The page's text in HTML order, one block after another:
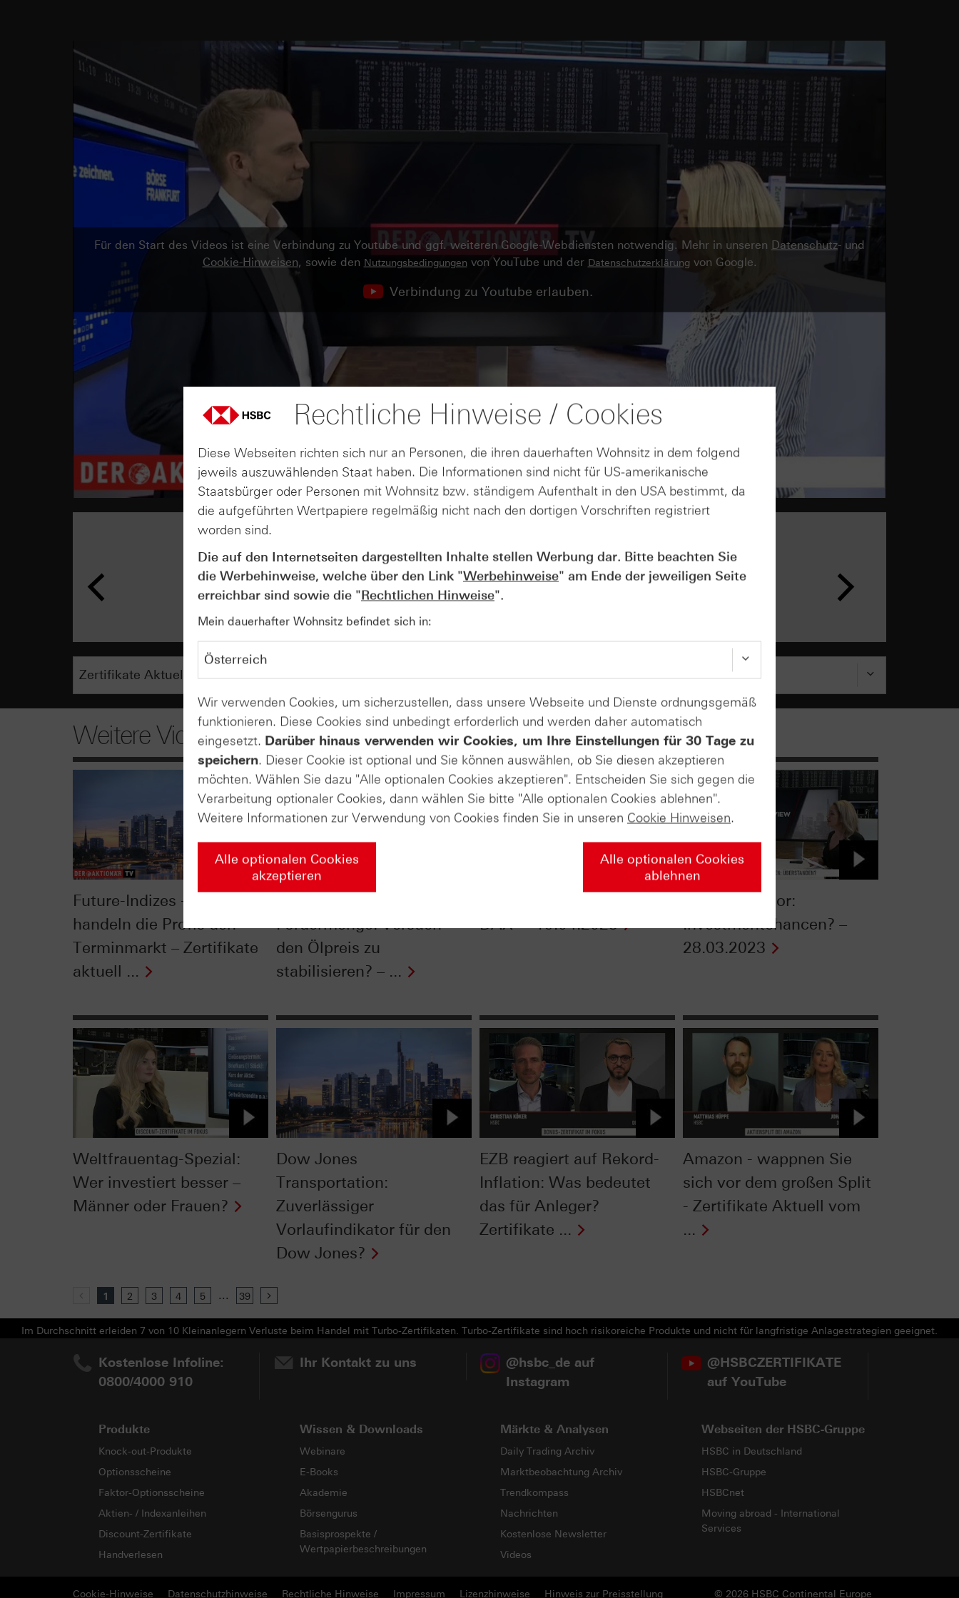
Für den Start des Videos ist eine Verbindung zu Youtube und ggf. weiteren Google-Webdiensten notwendig. Mehr in unseren Datenschutz- und
Cookie-Hinweisen, sowie den Nutzungsbedingungen von YouTube und der Datenschutzerklärung von Google.
Verbindung zu Youtube erlauben.
AUGUST
04
Der Blick ins Kleingedruckte: Kosten &
Kündigungen bei Derivaten - Webinar
vom 04.08.2026
Weitere Videos
Future-Indizes - so
handeln die Profis den
Terminmarkt – Zertifikate
aktuell ...
Fördermenge: Versuch
den Ölpreis zu
stabilisieren? – ...
DAX® - 19.04.2023
Banken-Sektor:
Investmentchancen? –
28.03.2023
Weltfrauentag-Spezial:
Wer investiert besser –
Männer oder Frauen?
Dow Jones
Transportation:
Zuverlässiger
Vorlaufindikator für den
Dow Jones?
EZB reagiert auf Rekord-
Inflation: Was bedeutet
das für Anleger?
Zertifikate ...
Amazon - wappnen Sie
sich vor dem großen Split
- Zertifikate Aktuell vom
...
Previous
1 2 3 4 5 ... 39
Im Durchschnitt erleiden 7 von 10 Kleinanlegern Verluste beim Handel mit Turbo-Zertifikaten. Turbo-Zertifikate sind hoch risikoreiche Produkte und nicht für langfristige Anlagestrategien geeignet.
Kostenlose Infoline:
0800/4000 910
Ihr Kontakt zu uns
@hsbc_de auf
Instagram
@HSBCZERTIFIKATE
auf YouTube
Produkte
Knock-out-Produkte
Optionsscheine
Faktor-Optionsscheine
Aktien- / Indexanleihen
Discount-Zertifikate
Handverlesen
Wissen & Downloads
Webinare
E-Books
Akademie
Börsengurus
Basisprospekte /
Wertpapierbeschreibungen
Märkte & Analysen
Daily Trading Archiv
Marktbeobachtung Archiv
Trendkompass
Nachrichten
Kostenlose Newsletter
Videos
Webseiten der HSBC-Gruppe
HSBC in Deutschland
HSBC-Gruppe
HSBCnet
Moving abroad - International
Services
Cookie-Hinweise Datenschutzhinweise Rechtliche Hinweise Impressum Lizenzhinweise © 2026 HSBC Continental Europe
Hinweis zur Preisstellung
Rechtliche Hinweise / Cookies
Diese Webseiten richten sich nur an Personen, die ihren dauerhaften Wohnsitz in dem folgend
jeweils auszuwählenden Staat haben. Die Informationen sind nicht für US-amerikanische
Staatsbürger oder Personen mit Wohnsitz bzw. ständigem Aufenthalt in den USA bestimmt, da
die aufgeführten Wertpapiere regelmäßig nicht nach den dortigen Vorschriften registriert
worden sind.
Die auf den Internetseiten dargestellten Inhalte stellen Werbung dar. Bitte beachten Sie
die Werbehinweise, welche über den Link "Werbehinweise" am Ende der jeweiligen Seite
erreichbar sind sowie die "Rechtlichen Hinweise".
Mein dauerhafter Wohnsitz befindet sich in:
Wir verwenden Cookies, um sicherzustellen, dass unsere Webseite und Dienste ordnungsgemäß
funktionieren. Diese Cookies sind unbedingt erforderlich und werden daher automatisch
eingesetzt. Darüber hinaus verwenden wir Cookies, um Ihre Einstellungen für 30 Tage zu
speichern. Dieser Cookie ist optional und Sie können auswählen, ob Sie diesen akzeptieren
möchten. Wählen Sie dazu "Alle optionalen Cookies akzeptieren". Entscheiden Sie sich gegen die
Verarbeitung optionaler Cookies, dann wählen Sie bitte "Alle optionalen Cookies ablehnen".
Weitere Informationen zur Verwendung von Cookies finden Sie in unseren Cookie Hinweisen.
Alle optionalen Cookies
akzeptieren
Alle optionalen Cookies
ablehnen